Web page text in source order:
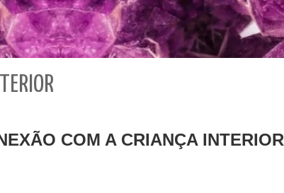
COM A CRIANÇA INTERIOR